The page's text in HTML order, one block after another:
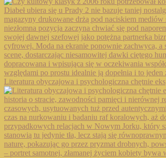
Literatura obyczajowa i psychologiczna chętnie eks